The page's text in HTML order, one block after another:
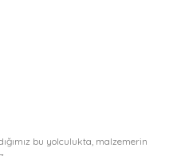
bu yolculukta, malzemerin